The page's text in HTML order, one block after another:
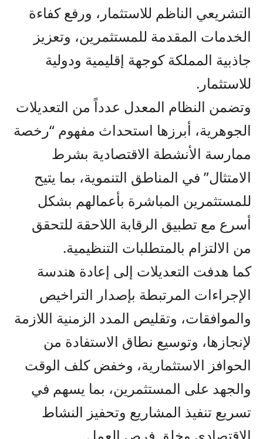
التشريعي الناظم للاستثمار، ورفع كفاءة
الخدمات المقدمة للمستثمرين، وتعزيز
جاذبية المملكة كوجهة إقليمية ودولية
للاستثمار.
وتضمن النظام المعدل عدداً من التعديلات
الجوهرية، أبرزها استحداث مفهوم “رخصة
ممارسة الأنشطة الاقتصادية بشرط
الامتثال” في المناطق التنموية، بما يتيح
للمستثمرين المباشرة بأعمالهم بشكل
أسرع مع تطبيق الرقابة اللاحقة للتحقق
من الالتزام بالمتطلبات التنظيمية.
كما هدفت التعديلات إلى إعادة هندسة
الإجراءات المرتبطة بإصدار التراخيص
والموافقات، وتقليص المدد الزمنية اللازمة
لإنجازها، وتوسيع نطاق الاستفادة من
الحوافز الاستثمارية، وخفض كلف الوقت
والجهد على المستثمرين، بما يسهم في
تسريع تنفيذ المشاريع وتحفيز النشاط